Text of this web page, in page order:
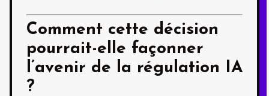
Comment cette décision
pourrait-elle façonner
l’avenir de la régulation IA
?